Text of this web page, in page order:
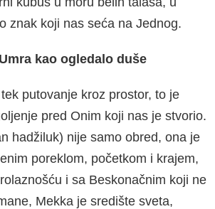
znak koji nas seća na Jednog.
Umra kao ogledalo duše
putovanje kroz prostor, to je
pred Onim koji nas je stvorio.
hadžiluk) nije samo obred, ona je
poreklom, početkom i krajem,
i sa Beskonačnim koji ne
Mekka je središte sveta,